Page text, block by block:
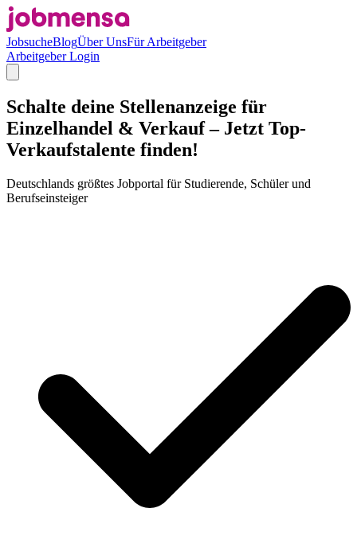
JobsucheBlogÜber UnsFür Arbeitgeber
Arbeitgeber Login
Schalte deine Stellenanzeige für
Einzelhandel & Verkauf – Jetzt Top-
Verkaufstalente finden!
Deutschlands größtes Jobportal für Studierende, Schüler und
Berufseinsteiger